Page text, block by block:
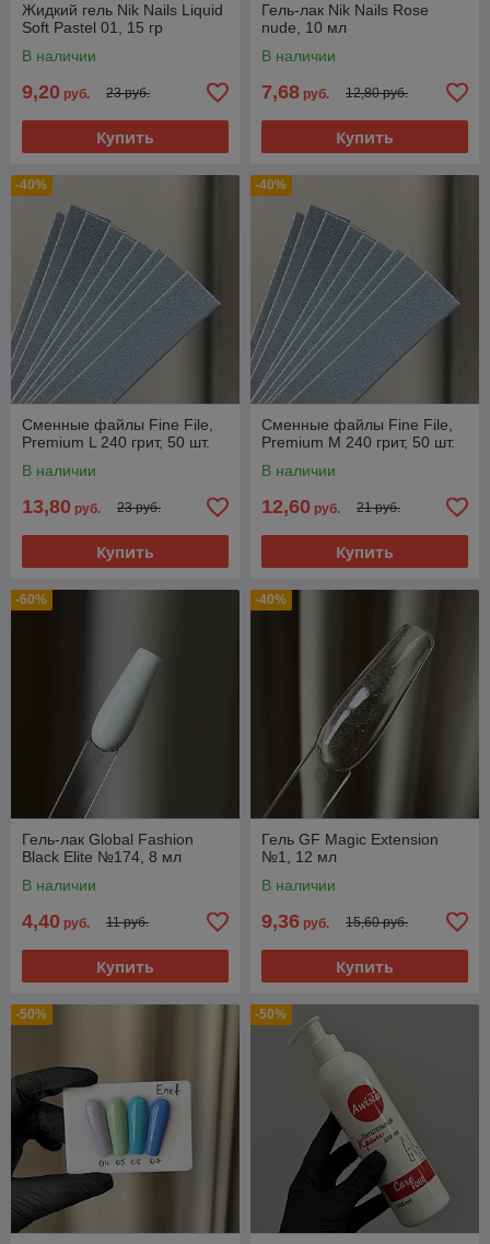
Жидкий гель Nik Nails Liquid
Soft Pastel 01, 15 гр
В наличии
9,20 руб. 23 руб.
Купить
Гель-лак Nik Nails Rose
nude, 10 мл
В наличии
7,68 руб. 12,80 руб.
Купить
-40%
Сменные файлы Fine File,
Premium L 240 грит, 50 шт.
В наличии
13,80 руб. 23 руб.
Купить
-40%
Сменные файлы Fine File,
Premium М 240 грит, 50 шт.
В наличии
12,60 руб. 21 руб.
Купить
-60%
Гель-лак Global Fashion
Black Elite №174, 8 мл
В наличии
4,40 руб. 11 руб.
Купить
-40%
Гель GF Magic Extension
№1, 12 мл
В наличии
9,36 руб. 15,60 руб.
Купить
-50% -50%